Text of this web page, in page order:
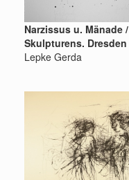
Narzissus u. Mänade /
Skulpturens. Dresden
Lepke Gerda